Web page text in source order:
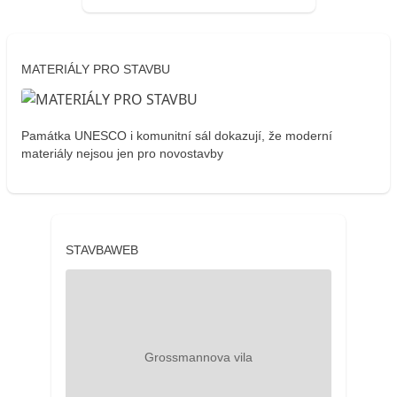
MATERIÁLY PRO STAVBU
Památka UNESCO i komunitní sál dokazují, že moderní
materiály nejsou jen pro novostavby
STAVBAWEB